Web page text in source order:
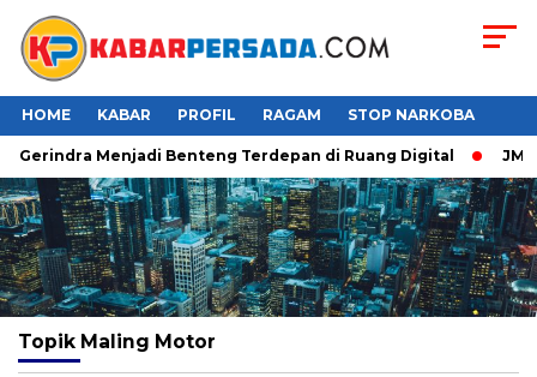
HOME KABAR PROFIL RAGAM STOP NARKOBA
Gerindra Menjadi Benteng Terdepan di Ruang Digital
Topik Maling Motor